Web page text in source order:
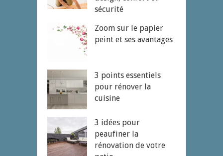
sécurité
Zoom sur le papier
peint et ses avantages
3 points essentiels
pour rénover la
cuisine
3 idées pour
peaufiner la
rénovation de votre